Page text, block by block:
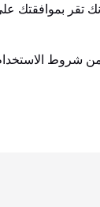
تقر
الاستخدام